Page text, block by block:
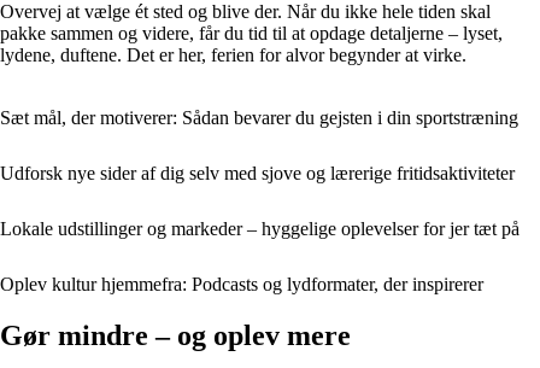
Overvej at vælge ét sted og blive der. Når du ikke hele tiden skal
pakke sammen og videre, får du tid til at opdage detaljerne – lyset,
lydene, duftene. Det er her, ferien for alvor begynder at virke.
Sæt mål, der motiverer: Sådan bevarer du gejsten i din sportstræning
Udforsk nye sider af dig selv med sjove og lærerige fritidsaktiviteter
Lokale udstillinger og markeder – hyggelige oplevelser for jer tæt på
Oplev kultur hjemmefra: Podcasts og lydformater, der inspirerer
Gør mindre – og oplev mere